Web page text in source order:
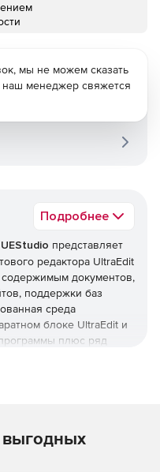
Подробнее
представляет
редактора UltraEdit
документов,
поддержки баз
среда
блоке UltraEdit и
плюс ряд
для web-
мы не можем сказать
наш менеджер свяжется
выгодных